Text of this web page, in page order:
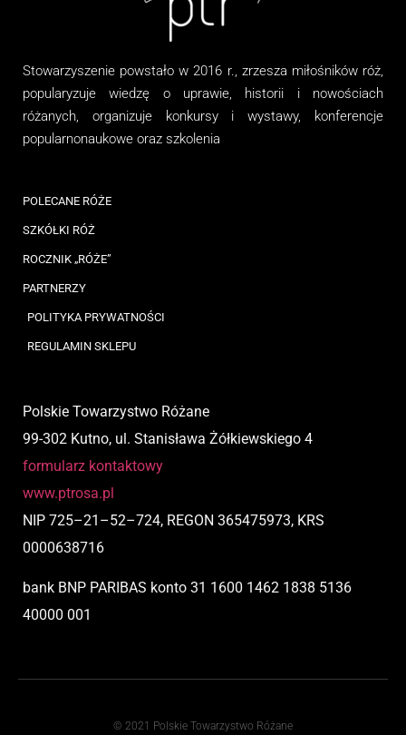
Stowarzyszenie powstało w 2016 r., zrzesza miłośników róż,
popularyzuje wiedzę o uprawie, historii i nowościach
różanych, organizujekonkursy i wystawy, konferencje
popularnonaukowe oraz szkolenia
POLECANE RÓŻE
SZKÓŁKI RÓŻ
ROCZNIK „RÓŻE”
PARTNERZY
POLITYKA PRYWATNOŚCI
REGULAMIN SKLEPU
Polskie Towarzystwo Różane
99-302 Kutno, ul. Stanisława Żółkiewskiego 4
formularz kontaktowy
www.ptrosa.pl
NIP 725–21 –52–724, REGON 365475973, KRS
0000638716
bank BNP PARIBAS konto 31 1600 1462 1838 5136
40000 001
© 2021 Polskie Towarzystwo Różane